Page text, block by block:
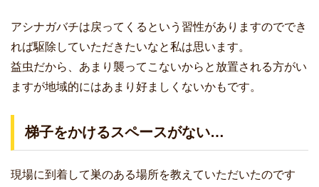
アシナガバチは戻ってくるという習性がありますのででき
れば駆除していただきたいなと私は思います。
益虫だから、あまり襲ってこないからと放置される方がい
ますが地域的にはあまり好ましくないかもです。
梯子をかけるスペースがない…
現場に到着して巣のある場所を教えていただいたのです